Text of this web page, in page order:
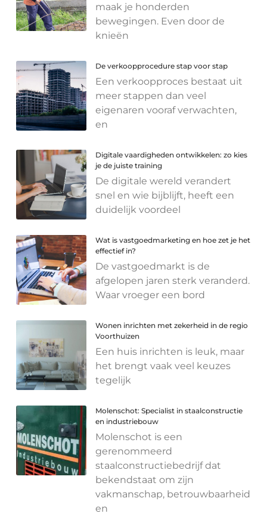
maak je honderden
bewegingen. Even door de
knieën
De verkoopprocedure stap voor stap
Een verkoopproces bestaat uit
meer stappen dan veel
eigenaren vooraf verwachten,
en
Digitale vaardigheden ontwikkelen: zo kies
je de juiste training
De digitale wereld verandert
snel en wie bijblijft, heeft een
duidelijk voordeel
Wat is vastgoedmarketing en hoe zet je het
effectief in?
De vastgoedmarkt is de
afgelopen jaren sterk veranderd.
Waar vroeger een bord
Wonen inrichten met zekerheid in de regio
Voorthuizen
Een huis inrichten is leuk, maar
het brengt vaak veel keuzes
tegelijk
Molenschot: Specialist in staalconstructie
en industriebouw
Molenschot is een
gerenommeerd
staalconstructiebedrijf dat
bekendstaat om zijn
vakmanschap, betrouwbaarheid
en